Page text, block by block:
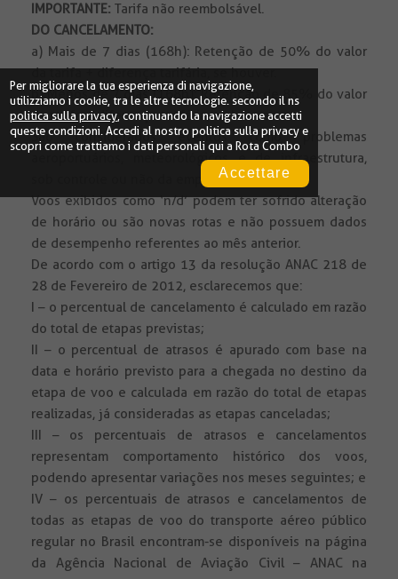
IMPORTANTE: Tarifa não reembolsável.
DO CANCELAMENTO:
a) Mais de 7 dias (168h): Retenção de 50% do valor
da tarifa + diferença tarifária, se houver.
b) Menos de 7 dias (168h): Retenção de 85% do valor
da tarifa + diferença tarifária, se houver.
São considerados eventos como problemas
aeroportuários, meteorológicos e de infraestrutura,
sob controle ou não da empresa aérea.
Voos exibidos como ‘n/d’ podem ter sofrido alteração
de horário ou são novas rotas e não possuem dados
de desempenho referentes ao mês anterior.
De acordo com o artigo 13 da resolução ANAC 218 de
28 de Fevereiro de 2012, esclarecemos que:
I – o percentual de cancelamento é calculado em razão
do total de etapas previstas;
II – o percentual de atrasos é apurado com base na
data e horário previsto para a chegada no destino da
etapa de voo e calculada em razão do total de etapas
realizadas, já consideradas as etapas canceladas;
III – os percentuais de atrasos e cancelamentos
representam comportamento histórico dos voos,
podendo apresentar variações nos meses seguintes; e
IV – os percentuais de atrasos e cancelamentos de
todas as etapas de voo do transporte aéreo público
regular no Brasil encontram-se disponíveis na página
da Agência Nacional de Aviação Civil – ANAC na
Per migliorare la tua esperienza di navigazione,
utilizziamo i cookie, tra le altre tecnologie. secondo il ns
politica sulla privacy, continuando la navigazione accetti
queste condizioni. Accedi al nostro politica sulla privacye
scopri come trattiamo i dati personali qui a Rota Combo
Accettare